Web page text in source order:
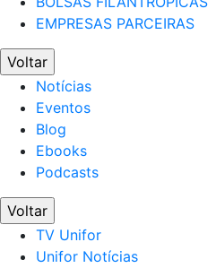
EMPRESAS PARCEIRAS
Voltar
Notícias
Eventos
Blog
Ebooks
Podcasts
Voltar
TV Unifor
Unifor Notícias